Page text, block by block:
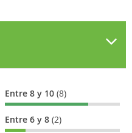
Entre 8 y 10(8)
Entre 6 y 8(2)